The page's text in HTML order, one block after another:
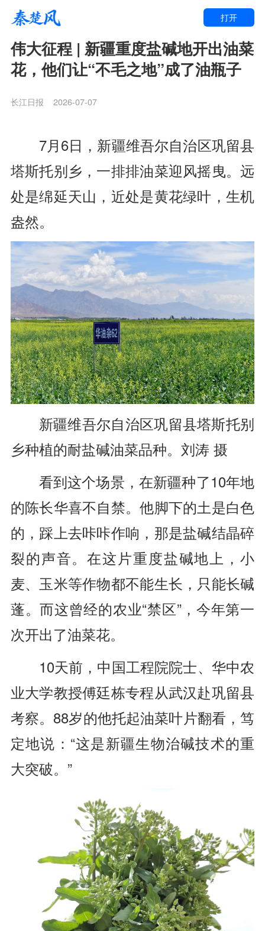
打开
伟大征程 | 新疆重度盐碱地开出油菜
花，他们让“不毛之地”成了油瓶子
长江日报 2026-07-07
7月6日，新疆维吾尔自治区巩留县
塔斯托别乡，一排排油菜迎风摇曳。远
处是绵延天山，近处是黄花绿叶，生机
盎然。
新疆维吾尔自治区巩留县塔斯托别
乡种植的耐盐碱油菜品种。刘涛 摄
看到这个场景，在新疆种了10年地
的陈长华喜不自禁。他脚下的土是白色
的，踩上去咔咔作响，那是盐碱结晶碎
裂的声音。在这片重度盐碱地上，小
麦、玉米等作物都不能生长，只能长碱
蓬。而这曾经的农业“禁区”，今年第一
次开出了油菜花。
10天前，中国工程院院士、华中农
业大学教授傅廷栋专程从武汉赴巩留县
考察。88岁的他托起油菜叶片翻看，笃
定地说：“这是新疆生物治碱技术的重
大突破。”